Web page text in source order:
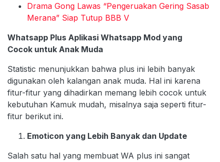
Drama Gong Lawas “Pengeruakan Gering Sasab
Merana” Siap Tutup BBB V
Whatsapp Plus Aplikasi Whatsapp Mod yang
Cocok untuk Anak Muda
Statistic menunjukkan bahwa plus ini lebih banyak
digunakan oleh kalangan anak muda. Hal ini karena
fitur-fitur yang dihadirkan memang lebih cocok untuk
kebutuhan Kamuk mudah, misalnya saja seperti fitur-
fitur berikut ini.
Emoticon yang Lebih Banyak dan Update
Salah satu hal yang membuat WA plus ini sangat